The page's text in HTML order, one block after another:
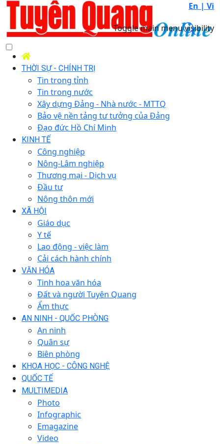
En | Vi
Toggle main menu visibility
THỜI SỰ - CHÍNH TRỊ
Tin trong tỉnh
Tin trong nước
Xây dựng Đảng - Nhà nước - MTTQ
Bảo vệ nền tảng tư tưởng của Đảng
Đạo đức Hồ Chí Minh
KINH TẾ
Công nghiệp
Nông-Lâm nghiệp
Thương mại - Dịch vụ
Đầu tư
Nông thôn mới
XÃ HỘI
Giáo dục
Y tế
Lao động - việc làm
Cải cách hành chính
VĂN HÓA
Tinh hoa văn hóa
Đất và người Tuyên Quang
Ẩm thực
AN NINH - QUỐC PHÒNG
An ninh
Quân sự
Biên phòng
KHOA HỌC - CÔNG NGHỆ
QUỐC TẾ
MULTIMEDIA
Photo
Infographic
Emagazine
Video